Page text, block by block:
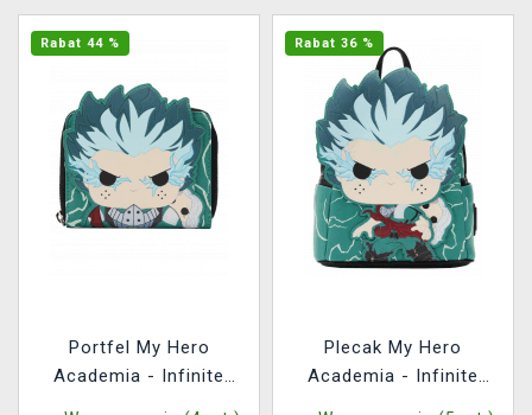
Rabat 44 %
Portfel My Hero
Academia - Infinite
Rabat 36 %
Plecak My Hero
Academia - Infinite